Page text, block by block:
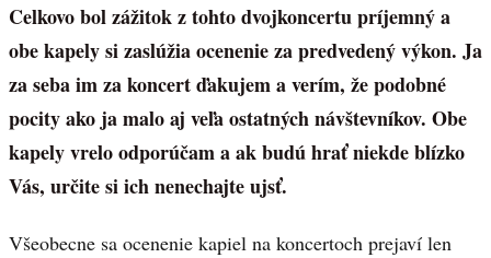
Celkovo bol zážitok z tohto dvojkoncertu príjemný a
obe kapely si zaslúžia ocenenie za predvedený výkon. Ja
za seba im za koncert ďakujem a verím, že podobné
pocity ako ja malo aj veľa ostatných návštevníkov. Obe
kapely vrelo odporúčam a ak budú hrať niekde blízko
Vás, určite si ich nenechajte ujsť.
Všeobecne sa ocenenie kapiel na koncertoch prejaví len